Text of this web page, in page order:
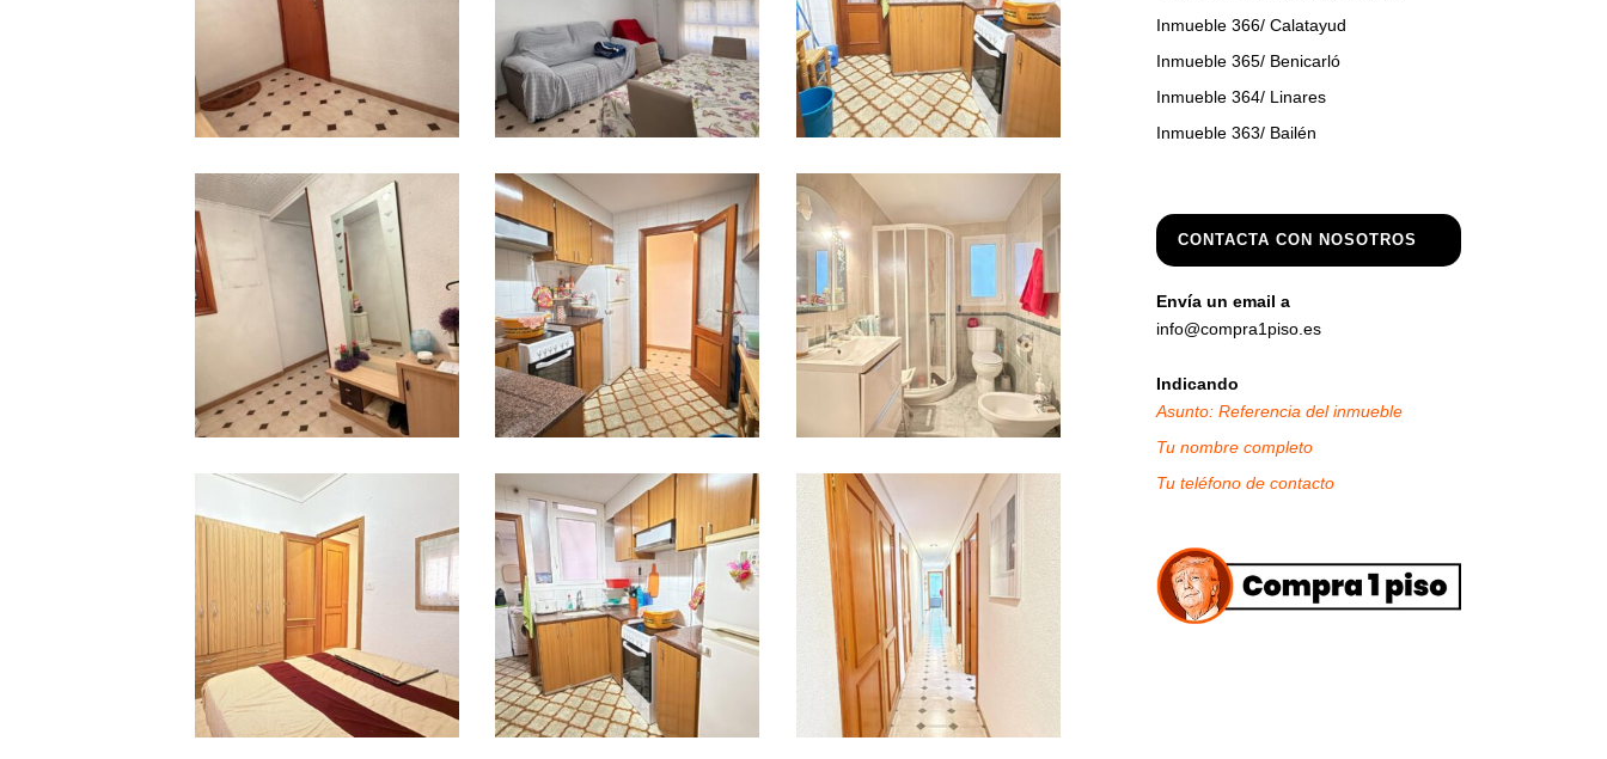
Inmueble 366/ Calatayud
Inmueble 365/ Benicarló
Inmueble 364/ Linares
Inmueble 363/ Bailén
CONTACTA CON NOSOTROS
Envía un email a
info@compra1piso.es
Indicando
Asunto: Referencia del inmueble
Tu nombre completo
Tu teléfono de contacto